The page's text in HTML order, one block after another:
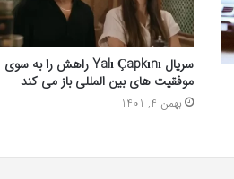
سریال Yalı Çapkını راهش را به سوی
موفقیت های بین المللی باز می کند
بهمن 4, 1401